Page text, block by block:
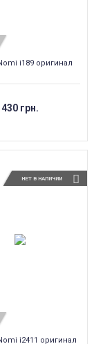
i189 оригинал
430 грн.
НЕТ В НАЛИЧИИ
i2411 оригинал